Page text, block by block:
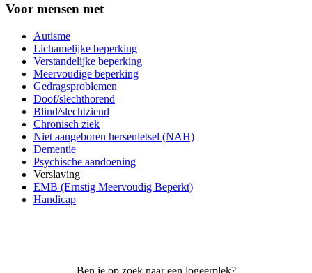
Voor mensen met
Autisme
Lichamelijke beperking
Verstandelijke beperking
Meervoudige beperking
Gedragsproblemen
Doof/slechthorend
Blind/slechtziend
Chronisch ziek
Niet aangeboren hersenletsel (NAH)
Dementie
Psychische aandoening
Verslaving
EMB (Ernstig Meervoudig Beperkt)
Handicap
Ben je op zoek naar een logeerplek?